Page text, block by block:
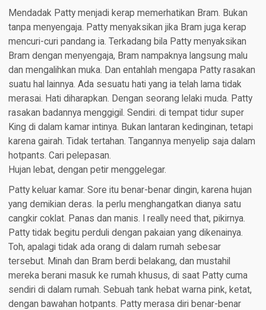
Mendadak Patty menjadi kerap memerhatikan Bram. Bukan
tanpa menyengaja. Patty menyaksikan jika Bram juga kerap
mencuri-curi pandang ia. Terkadang bila Patty menyaksikan
Bram dengan menyengaja, Bram nampaknya langsung malu
dan mengalihkan muka. Dan entahlah mengapa Patty rasakan
suatu hal lainnya. Ada sesuatu hati yang ia telah lama tidak
merasai. Hati diharapkan. Dengan seorang lelaki muda. Patty
rasakan badannya menggigil. Sendiri. di tempat tidur super
King di dalam kamar intinya. Bukan lantaran kedinginan, tetapi
karena gairah. Tidak tertahan. Tangannya menyelip saja dalam
hotpants. Cari pelepasan.
Hujan lebat, dengan petir menggelegar.
Patty keluar kamar. Sore itu benar-benar dingin, karena hujan
yang demikian deras. Ia perlu menghangatkan dianya satu
cangkir coklat. Panas dan manis. I really need that, pikirnya.
Patty tidak begitu perduli dengan pakaian yang dikenainya.
Toh, apalagi tidak ada orang di dalam rumah sebesar
tersebut. Minah dan Bram berdi belakang, dan mustahil
mereka berani masuk ke rumah khusus, di saat Patty cuma
sendiri di dalam rumah. Sebuah tank hebat warna pink, ketat,
dengan bawahan hotpants. Patty merasa diri benar-benar